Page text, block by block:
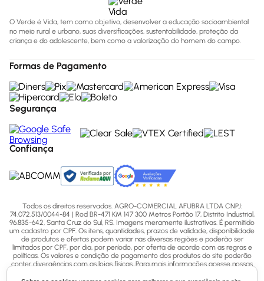
O Verde é Vida, tem como objetivo, desenvolver a educação socioambiental
no meio rural e urbano, suas diversificações, sustentabilidade, proteção da
criança e do adolescente, bem como a valorização do homem do campo.
Formas de Pagamento
Segurança
Confiança
Todos os direitos reservados. AGRO-COMERCIAL AFUBRA LTDA CNPJ:
74.072.513/0044-84 | Rod BR-471 KM 147 300 Metros Portão 17, Distrito Industrial,
96.835-642, Santa Cruz do Sul, RS. Imagens meramente ilustrativas. É permitido
um cadastro por CPF. Os itens, quantidades, prazos de validade, disponibilidade
de produtos e ofertas podem variar nas diversas regiões e poderão ser
limitados por CPF, por dia, por período, por oferta de acordo com as regras e
políticas. Os valores e condição de pagamento dos produtos do site poderão
conter divergências com as lojas físicas. Para mais informações acesse nossas